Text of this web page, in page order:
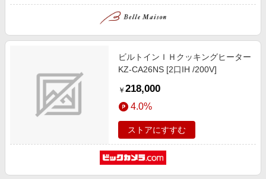
ビルトインＩＨクッキングヒーター
KZ-CA26NS [2口IH /200V]
￥ 218,000
4.0%
ストアにすすむ